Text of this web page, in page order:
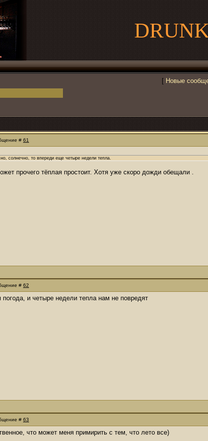
[ Новые
# 61
солнечно, то впереди еще четыре недели тепла.
прочего тёплая простоит. Хотя уже скоро дожди обещали .
# 62
и четыре недели тепла нам не повредят
# 63
что может меня примирить с тем, что лето все)